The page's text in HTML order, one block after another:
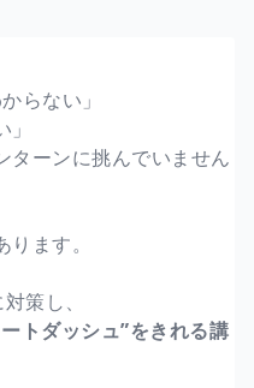
らない」
ターンに挑んでいません
ります。
策し、
トダッシュ”をきれる講